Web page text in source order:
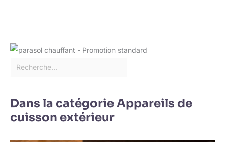
Dans la catégorie Appareils de
cuisson extérieur